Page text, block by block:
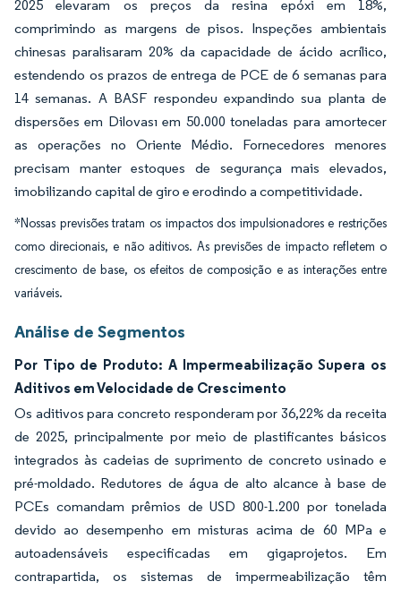
2025 elevaram os preços da resina epóxi em 18%,
comprimindo as margens de pisos. Inspeções ambientais
chinesas paralisaram 20% da capacidade de ácido acrílico,
estendendo os prazos de entrega de PCE de 6 semanas para
14 semanas. A BASF respondeu expandindo sua planta de
dispersões em Dilovası em 50.000 toneladas para amortecer
as operações no Oriente Médio. Fornecedores menores
precisam manter estoques de segurança mais elevados,
imobilizando capital de giro e erodindo a competitividade.
*Nossas previsões tratam os impactos dos impulsionadores e restrições
como direcionais, e não aditivos. As previsões de impacto refletem o
crescimento de base, os efeitos de composição e as interações entre
variáveis.
Análise de Segmentos
Por Tipo de Produto: A Impermeabilização Supera os
Aditivos em Velocidade de Crescimento
Os aditivos para concreto responderam por 36,22% da receita
de 2025, principalmente por meio de plastificantes básicos
integrados às cadeias de suprimento de concreto usinado e
pré-moldado. Redutores de água de alto alcance à base de
PCEs comandam prêmios de USD 800-1.200 por tonelada
devido ao desempenho em misturas acima de 60 MPa e
autoadensáveis especificadas em gigaprojetos. Em
contrapartida, os sistemas de impermeabilização têm